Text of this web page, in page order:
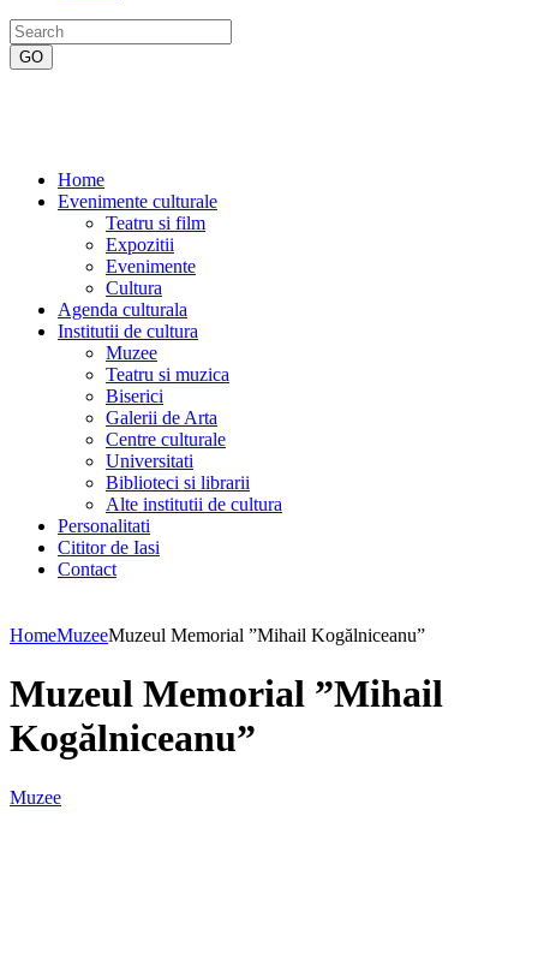
Home
Evenimente culturale
Teatru si film
Expozitii
Evenimente
Cultura
Agenda culturala
Institutii de cultura
Muzee
Teatru si muzica
Biserici
Galerii de Arta
Centre culturale
Universitati
Biblioteci si librarii
Alte institutii de cultura
Personalitati
Cititor de Iasi
Contact
HomeMuzeeMuzeul Memorial ”Mihail Kogălniceanu”
Muzeul Memorial ”Mihail
Kogălniceanu”
Muzee